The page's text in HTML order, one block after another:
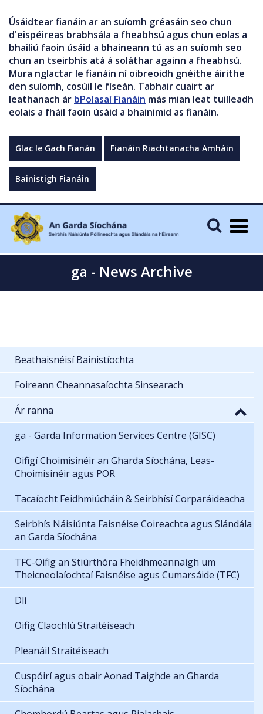
Úsáidtear fianáin ar an suíomh gréasáin seo chun
d'eispéireas brabhsála a fheabhsú agus chun eolas a
bhailiú faoin úsáid a bhaineann tú as an suíomh seo
chun an tseirbhís atá á soláthar againn a fheabhsú.
Mura nglactar le fianáin ní oibreoidh gnéithe áirithe
den suíomh, cosúil le físeán. Tabhair cuairt ar
leathanach ár bPolasaí Fianáin más mian leat tuilleadh
eolais a fháil faoin úsáid a bhainimid as fianáin.
Glac le Gach Fianán Fianáin Riachtanacha Amháin
Bainistigh Fianáin
ga - News Archive
Beathaisnéisí Bainistíochta
Foireann Cheannasaíochta Sinsearach
Ár ranna
ga - Garda Information Services Centre (GISC)
Oifigí Choimisinéir an Gharda Síochána, Leas-
Choimisinéir agus POR
Tacaíocht Feidhmiúcháin & Seirbhísí Corparáideacha
Seirbhís Náisiúnta Faisnéise Coireachta agus Slándála
an Garda Síochána
TFC-Oifig an Stiúrthóra Fheidhmeannaigh um
Theicneolaíochtaí Faisnéise agus Cumarsáide (TFC)
Dlí
Oifig Claochlú Straitéiseach
Pleanáil Straitéiseach
Cuspóirí agus obair Aonad Taighde an Gharda
Síochána